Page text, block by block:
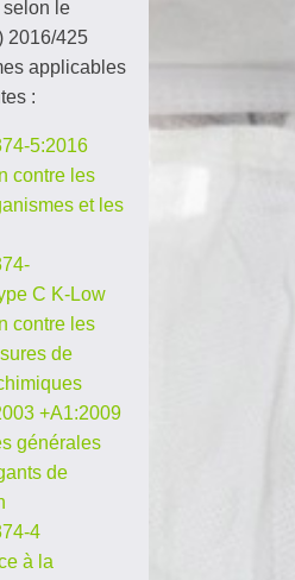
selon le
2016/425
applicables
:
5:2016
contre les
et les
C K-Low
contre les
de
+A1:2009
générales
de
4
à la